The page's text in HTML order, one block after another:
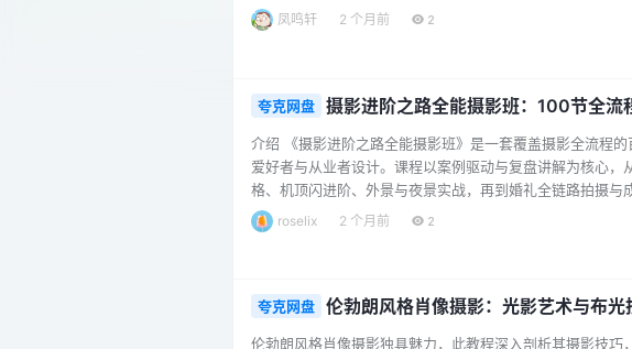
景、延时摄影等高级技巧，循序渐进掌握手机摄影全流程
来」「把我缩小」「哈利波特的魔法教室」等趣味课题，打
凤鸣轩 2 个月前 2
夸克网盘 摄影进阶之路全能摄影班：100节全流
介绍 《摄影进阶之路全能摄影班》是一套覆盖摄影全流程
爱好者与从业者设计。课程以案例驱动与复盘讲解为核心
格、机顶闪进阶、外景与夜景实战，再到婚礼全链路拍摄
与灯光设备，课程都强调器材通用性与现场解决方案，帮
友圈”导出规范与素材包，让作品输出更专业。 课程特色 系
roselix 2 个月前 2
夸克网盘 伦勃朗风格肖像摄影：光影艺术与布光
伦勃朗风格肖像摄影独具魅力，此教程深入剖析其摄影技